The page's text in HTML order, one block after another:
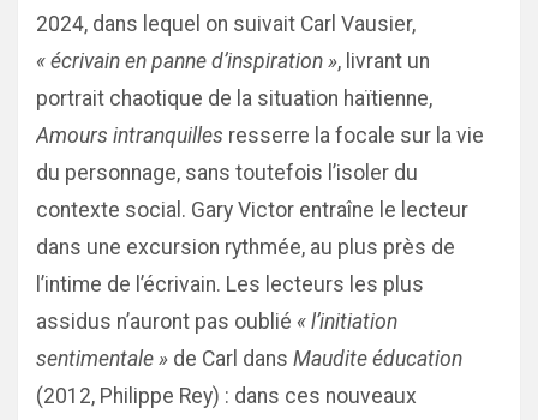
2024, dans lequel on suivait Carl Vausier,
« écrivain en panne d’inspiration », livrant un
portrait chaotique de la situation haïtienne,
Amours intranquilles resserre la focale sur la vie
du personnage, sans toutefois l’isoler du
contexte social. Gary Victor entraîne le lecteur
dans une excursion rythmée, au plus près de
l’intime de l’écrivain. Les lecteurs les plus
assidus n’auront pas oublié « l’initiation
sentimentale » de Carl dans Maudite éducation
(2012, Philippe Rey) : dans ces nouveaux